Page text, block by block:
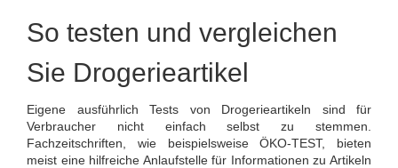
So testen und vergleichen
Sie Drogerieartikel
Eigene ausführlich Tests von Drogerieartikeln sind für
Verbraucher nicht einfach selbst zu stemmen.
Fachzeitschriften, wie beispielsweise ÖKO-TEST, bieten
meist eine hilfreiche Anlaufstelle für Informationen zu Artikeln